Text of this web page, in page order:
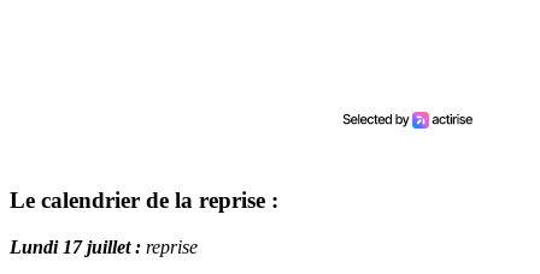
Le calendrier de la reprise :
Lundi 17 juillet : reprise